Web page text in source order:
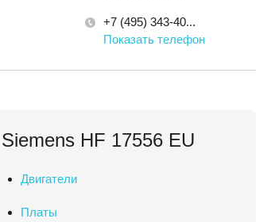
+7 (495) 343-40...
Показать телефон
HF 17556 EU
Двигатели
Платы